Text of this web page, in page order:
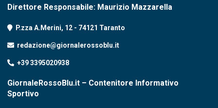
Direttore Responsabile: Maurizio Mazzarella
P.zza A.Merini, 12 - 74121 Taranto
redazione@giornalerossoblu.it
+39 3395020938
GiornaleRossoBlu.it – Contenitore Informativo
Sportivo